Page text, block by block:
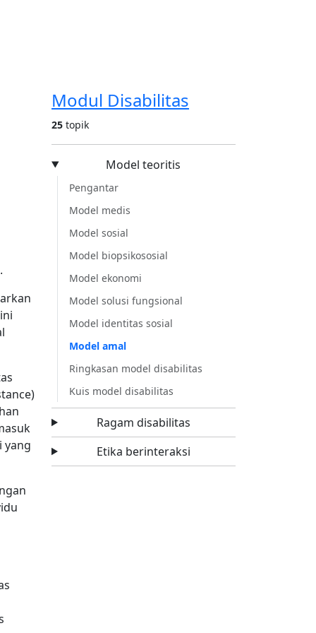
yang
Modul Disabilitas
25 topik
Model teoritis
Pengantar
Model medis
Model sosial
Model biopsikososial
Model ekonomi
Model solusi fungsional
Model identitas sosial
Model amal
Ringkasan model disabilitas
Kuis model disabilitas
Ragam disabilitas
Etika berinteraksi